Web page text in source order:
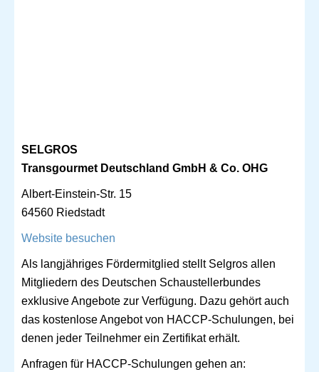
SELGROS
Transgourmet Deutschland GmbH & Co. OHG
Albert-Einstein-Str. 15
64560 Riedstadt
Website besuchen
Als langjähriges Fördermitglied stellt Selgros allen
Mitgliedern des Deutschen Schaustellerbundes
exklusive Angebote zur Verfügung. Dazu gehört auch
das kostenlose Angebot von HACCP-Schulungen, bei
denen jeder Teilnehmer ein Zertifikat erhält.
Anfragen für HACCP-Schulungen gehen an: